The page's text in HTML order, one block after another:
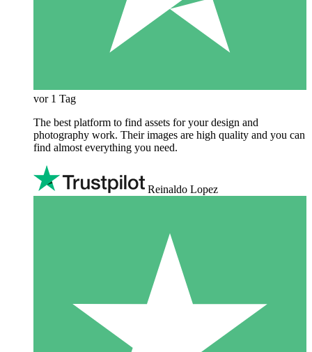
vor 1 Tag
The best platform to find assets for your design and
photography work. Their images are high quality and you can
find almost everything you need.
Reinaldo Lopez